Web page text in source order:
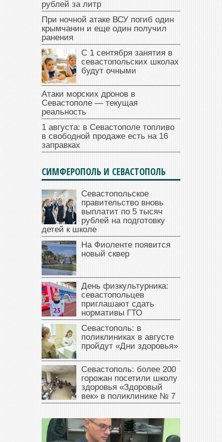
рублей за литр
При ночной атаке ВСУ погиб один
крымчанин и еще один получил
ранения
С 1 сентября занятия в
севастопольских школах
будут очными
Атаки морских дронов в
Севастополе — текущая
реальность
1 августа: в Севастополе топливо
в свободной продаже есть на 16
заправках
СИМФЕРОПОЛЬ И СЕВАСТОПОЛЬ
Севастопольское
правительство вновь
выплатит по 5 тысяч
рублей на подготовку
детей к школе
На Фиоленте появится
новый сквер
День физкультурника:
севастопольцев
приглашают сдать
нормативы ГТО
Севастополь: в
поликлиниках в августе
пройдут «Дни здоровья»
Севастополь: более 200
горожан посетили школу
здоровья «Здоровый
век» в поликлинике № 7